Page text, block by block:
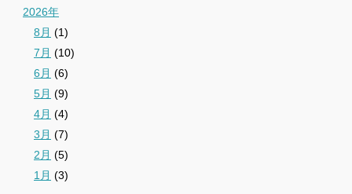
2026年
8月 (1)
7月 (10)
6月 (6)
5月 (9)
4月 (4)
3月 (7)
2月 (5)
1月 (3)